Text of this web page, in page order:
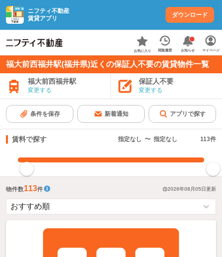
ニフティ不動産
賃貸アプリ
ダウンロード
お気に入り 閲覧履歴 お知らせ マイページ
福大前西福井駅(福井県)近くの保証人不要の賃貸物件一覧
福大前西福井駅
変更する
保証人不要
変更する
条件を保存 新着通知 アプリで探す
賃料で探す 指定なし 〜 指定なし 113件
物件数113件 2026年08月05日更新